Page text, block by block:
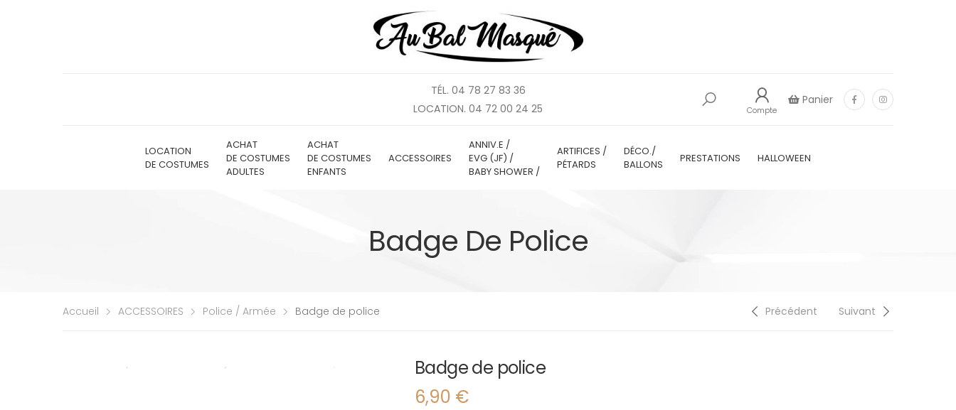
TÉL. 04 78 27 83 36
LOCATION. 04 72 00 24 25
Compte
Panier
LOCATION
DE COSTUMES
ACHAT
DE COSTUMES
ADULTES
ACHAT
DE COSTUMES
ENFANTS
ACCESSOIRES
ANNIV.E /
EVG (JF) /
BABY SHOWER /
ARTIFICES /
PÉTARDS
DÉCO./
BALLONS
PRESTATIONS HALLOWEEN
Badge De Police
Accueil ACCESSOIRES Police / Armée Badge de police Précédent Suivant
Badge de police
6,90 €